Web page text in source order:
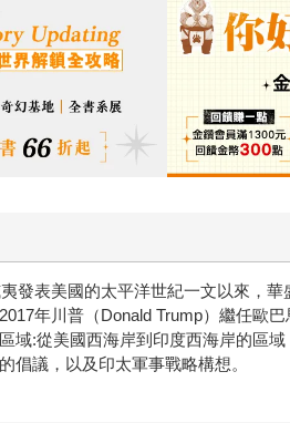
發表美國的太平洋世紀一文以來，
年川普（Donald Trump）繼任歐
域:從美國西海岸到印度西海岸的區
倡議，以及印太軍事戰略構想。